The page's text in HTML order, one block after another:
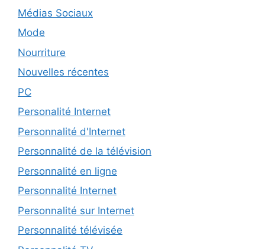
Médias Sociaux
Mode
Nourriture
Nouvelles récentes
PC
Personalité Internet
Personnalité d'Internet
Personnalité de la télévision
Personnalité en ligne
Personnalité Internet
Personnalité sur Internet
Personnalité télévisée